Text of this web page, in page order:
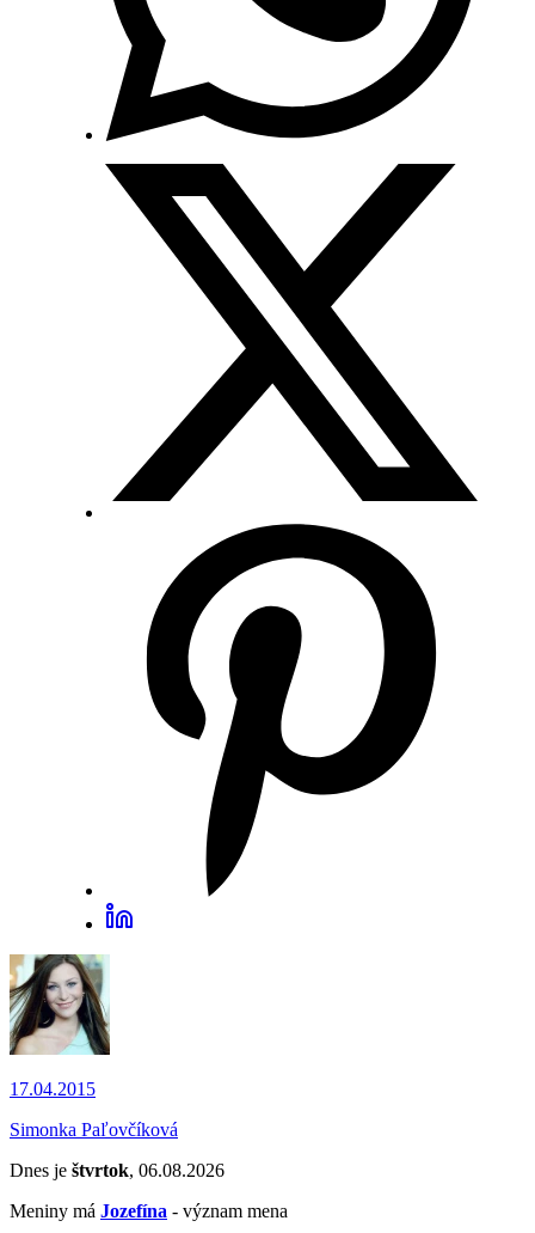
17.04.2015
Simonka Paľovčíková
Dnes je štvrtok, 06.08.2026
Meniny má Jozefína - význam mena